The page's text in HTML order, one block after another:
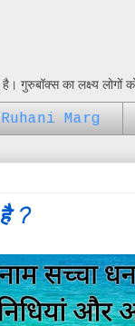
गुरुबॉक्स का लक्ष्य
Ruhani Marg
?